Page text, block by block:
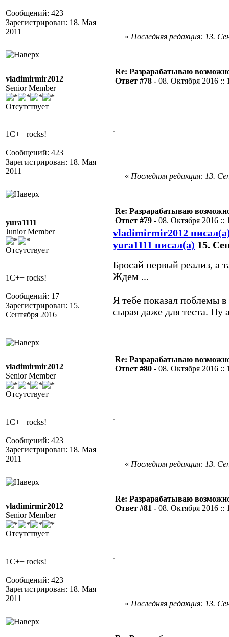
Сообщений: 423
Зарегистрирован: 18. Мая
2011
« Последняя редакция: 13.
vladimirmir2012
Senior Member
Отсутствует
1C++ rocks!
Сообщений: 423
Зарегистрирован: 18. Мая
2011
Re: Разрарабатываю
Ответ #78 - 08. Октября 2016 ::
.
« Последняя редакция: 13.
yura1111
Junior Member
Отсутствует
1C++ rocks!
Сообщений: 17
Зарегистрирован: 15.
Сентября 2016
Re: Разрарабатываю
Ответ #79 - 08. Октября 2016 ::
vladimirmir2012
yura1111 писал(а) 15.
Бросай первый реализ, а
Ждем ...
Я тебе показал поблемы в
сырая даже для теста. Ну
vladimirmir2012
Senior Member
Отсутствует
1C++ rocks!
Сообщений: 423
Зарегистрирован: 18. Мая
2011
Re: Разрарабатываю
Ответ #80 - 08. Октября 2016 ::
.
« Последняя редакция: 13.
vladimirmir2012
Senior Member
Отсутствует
1C++ rocks!
Сообщений: 423
Зарегистрирован: 18. Мая
2011
Re: Разрарабатываю
Ответ #81 - 08. Октября 2016 ::
.
« Последняя редакция: 13.